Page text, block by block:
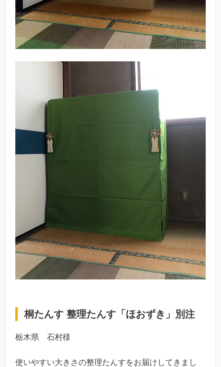
桐たんす 整理たんす「ほおずき」別注
栃木県 石村様
使いやすい大きさの整理たんすをお届けしてきまし